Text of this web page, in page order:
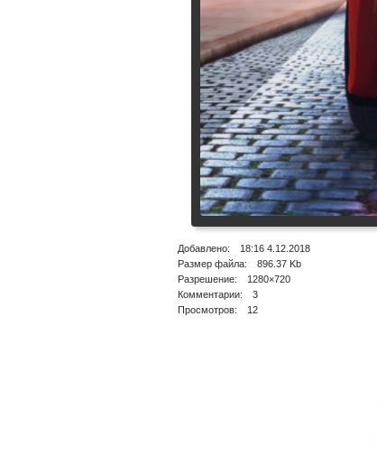
Добавлено: 18:16 4.12.2018
Размер файла: 896.37 Kb
Разрешение: 1280×720
Комментарии: 3
Просмотров: 12